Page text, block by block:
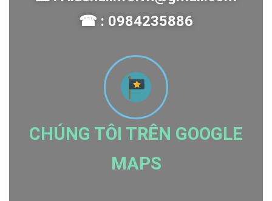
☎ : 0984235886
CHÚNG TÔI TRÊN GOOGLE
MAPS